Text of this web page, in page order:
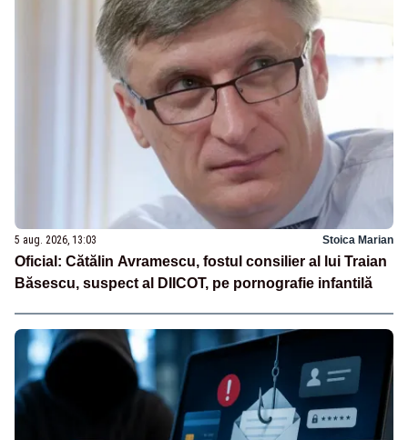
5 aug. 2026, 13:03 Stoica Marian
Oficial: Cătălin Avramescu, fostul consilier al lui Traian
Băsescu, suspect al DIICOT, pe pornografie infantilă